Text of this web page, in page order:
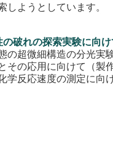
しようとしています。
破れの探索実験に向け
の超微細構造の分光実
その応用に向けて（製作
学反応速度の測定に向